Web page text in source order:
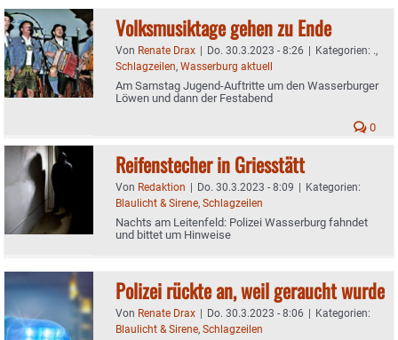
Volksmusiktage gehen zu Ende
Von Renate Drax | Do. 30.3.2023 - 8:26 | Kategorien: .,
Schlagzeilen, Wasserburg aktuell
Am Samstag Jugend-Auftritte um den Wasserburger
Löwen und dann der Festabend
0
Reifenstecher in Griesstätt
Von Redaktion | Do. 30.3.2023 - 8:09 | Kategorien:
Blaulicht & Sirene, Schlagzeilen
Nachts am Leitenfeld: Polizei Wasserburg fahndet
und bittet um Hinweise
Polizei rückte an, weil geraucht wurde
Von Renate Drax | Do. 30.3.2023 - 8:06 | Kategorien:
Blaulicht & Sirene, Schlagzeilen